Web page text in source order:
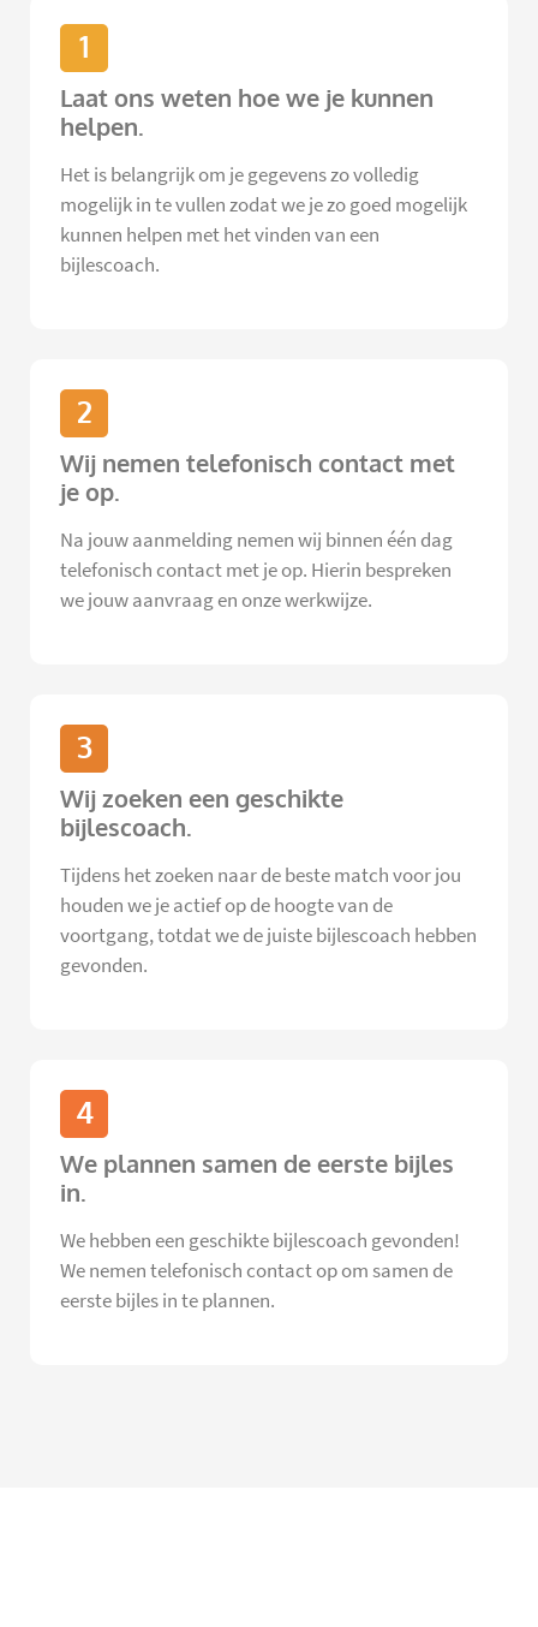
1
Laat ons weten hoe we je kunnen
helpen.
Het is belangrijk om je gegevens zo volledig
mogelijk in te vullen zodat we je zo goed mogelijk
kunnen helpen met het vinden van een
bijlescoach.
2
Wij nemen telefonisch contact met
je op.
Na jouw aanmelding nemen wij binnen één dag
telefonisch contact met je op. Hierin bespreken
we jouw aanvraag en onze werkwijze.
3
Wij zoeken een geschikte
bijlescoach.
Tijdens het zoeken naar de beste match voor jou
houden we je actief op de hoogte van de
voortgang, totdat we de juiste bijlescoach hebben
gevonden.
4
We plannen samen de eerste bijles
in.
We hebben een geschikte bijlescoach gevonden!
We nemen telefonisch contact op om samen de
eerste bijles in te plannen.